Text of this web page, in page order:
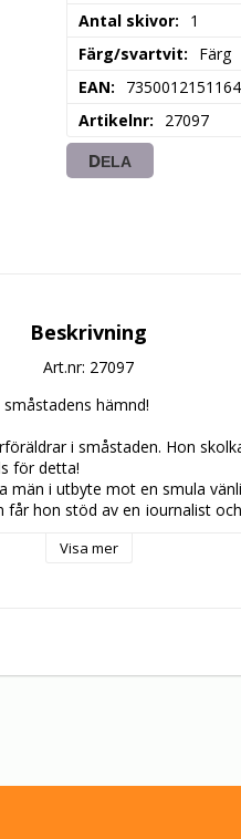
Antal skivor
1
Färg/svartvit
Färg
EAN
7350012151164
Artikelnr
27097
DELA
Beskrivning
Art.nr: 27097
hämnd!
i småstaden. Hon
för detta!
män i utbyte mot en smula
får hon stöd av en journalist
Visa mer